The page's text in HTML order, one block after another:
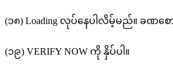
(၁၈) Loading လုပ်နေပါလိမ့်မည်။ ခဏစော
(၁၉) VERIFY NOW ကို နှိပ်ပါ။